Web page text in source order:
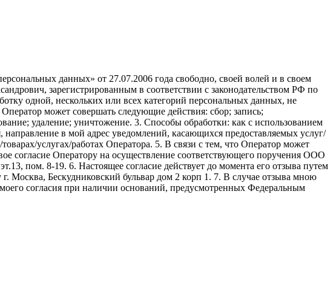
данных» от 27.07.2006 года свободно, своей волей и в своем
зарегистрированным в соответствии с законодательством РФ по
одной, нескольких или всех категорий персональных данных, не
может совершать следующие действия: сбор; запись;
удаление; уничтожение. 3. Способы обработки: как с использованием
направление в мой адрес уведомлений, касающихся предоставляемых услуг/
услугах/работах Оператора. 5. В связи с тем, что Оператор может
согласие Оператору на осуществление соответствующего поручения ООО
пом. 8-19. 6. Настоящее согласие действует до момента его отзыва путем
Москва, Бескудниковский бульвар дом 2 корп 1. 7. В случае отзыва мною
согласия при наличии оснований, предусмотренных Федеральным